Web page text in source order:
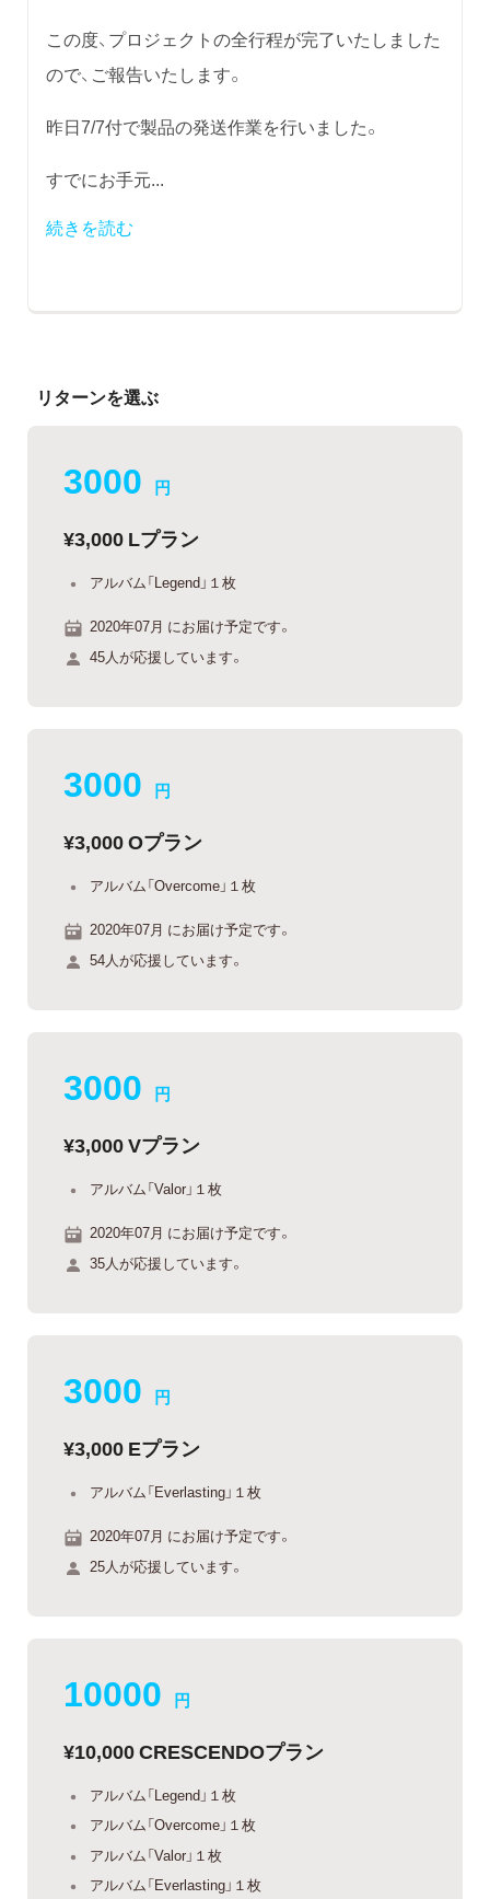
この度、プロジェクトの全行程が完了いたしました
ので、ご報告いたします。
昨日7/7付で製品の発送作業を行いました。
すでにお手元...
続きを読む
リターンを選ぶ
3000 円
¥3,000 Lプラン
アルバム「Legend」１枚
2020年07月 にお届け予定です。
45人が応援しています。
3000 円
¥3,000 Oプラン
アルバム「Overcome」１枚
2020年07月 にお届け予定です。
54人が応援しています。
3000 円
¥3,000 Vプラン
アルバム「Valor」１枚
2020年07月 にお届け予定です。
35人が応援しています。
3000 円
¥3,000 Eプラン
アルバム「Everlasting」１枚
2020年07月 にお届け予定です。
25人が応援しています。
10000 円
¥10,000 CRESCENDOプラン
アルバム「Legend」１枚
アルバム「Overcome」１枚
アルバム「Valor」１枚
アルバム「Everlasting」１枚